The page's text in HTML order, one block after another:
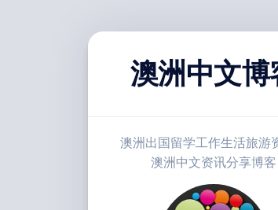
澳洲中文博
澳洲出国留学工作生活旅游
澳洲中文资讯分享博客